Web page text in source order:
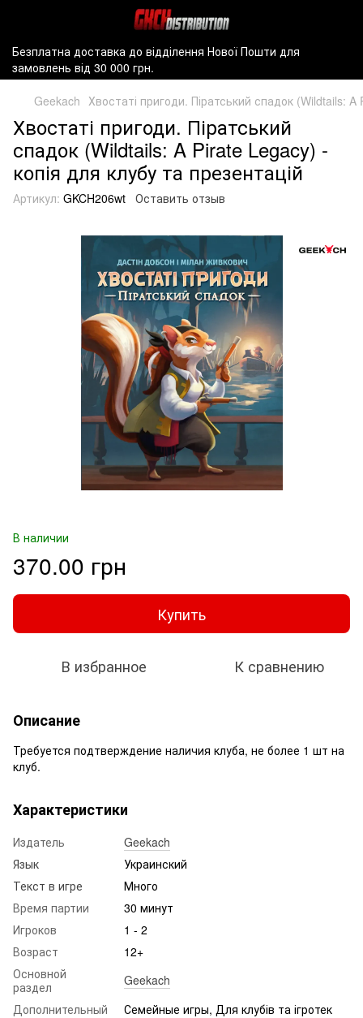
Безплатна доставка до відділення Нової Пошти для
замовлень від 30 000 грн.
Geekach Хвостаті пригоди. Піратський спадок (Wildtails:
Хвостаті пригоди. Піратський
спадок (Wildtails: A Pirate Legacy) -
копія для клубу та презентацій
Артикул: GKCH206wt Оставить отзыв
В наличии
370.00 грн
Купить
В избранное К сравнению
Описание
Требуется подтверждение наличия клуба, не более 1 шт на
клуб.
Характеристики
Издатель
Geekach
Язык
Украинский
Текст в игре
Много
Время партии
30 минут
Игроков
1 - 2
Возраст
12+
Основной
раздел
Geekach
Дополнительный
Семейные игры, Для клубів та ігротек